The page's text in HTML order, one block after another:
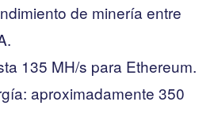
de minería entre
135 MH/s para Ethereum.
aproximadamente 350